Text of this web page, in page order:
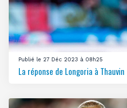
Publié le 27 Déc 2023 à 08h25
La réponse de Longoria à Thauvin